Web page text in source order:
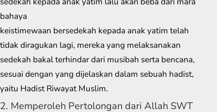
bahaya
keistimewaan bersedekah kepada anak yatim telah
tidak diragukan lagi, mereka yang melaksanakan
sedekah bakal terhindar dari musibah serta bencana,
sesuai dengan yang dijelaskan dalam sebuah hadist,
yaitu Hadist Riwayat Muslim.
2. Memperoleh Pertolongan dari Allah SWT